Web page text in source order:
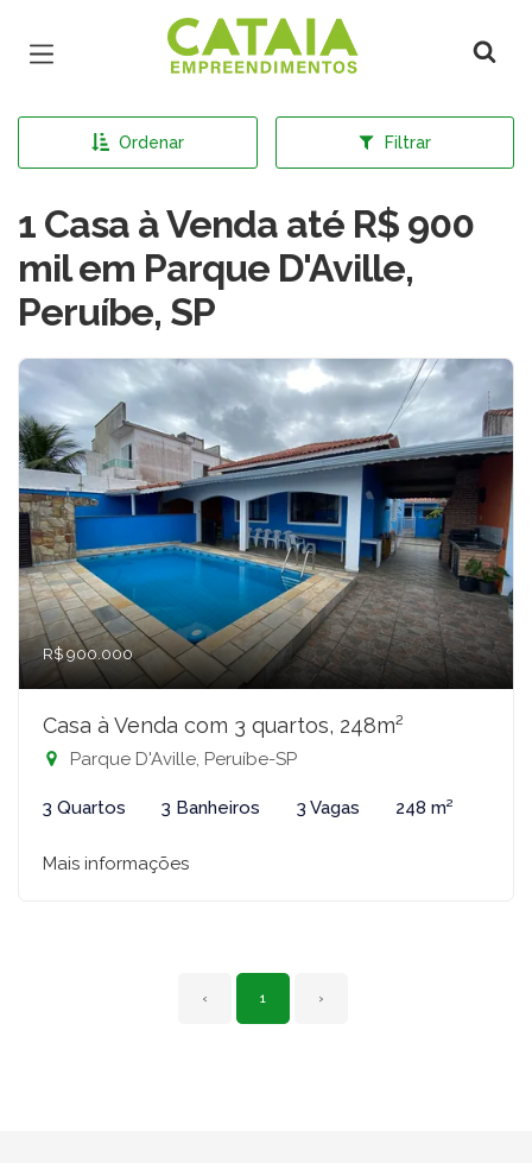
Página inicial
Ordenar Filtrar
1 Casa à Venda até R$ 900
mil em Parque D'Aville,
Peruíbe, SP
R$ 900.000
Casa à Venda com 3 quartos, 248m²
Parque D'Aville, Peruíbe-SP
3 Quartos 3 Banheiros 3 Vagas 248 m²
Mais informações
‹ 1 ›